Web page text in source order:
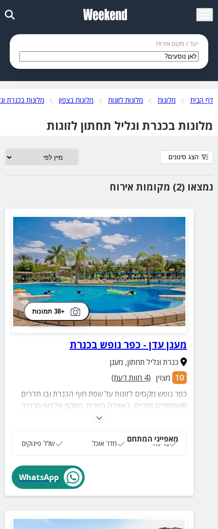
יעד / מקום אירוח
דף הבית מלונות מלונות לזוגות מלונות בצפון מלונות בכנרת
מלונות בכנרת וגליל תחתון לזוגות
נמצאו (2) מקומות אירוח
הצג סינונים
+38 תמונות
מעגן עדן - כפר נופש בכנרת
כנרת וגליל תחתון, מעגן
10 מצוין (
4 חוות דעת)
כפר נופש מקסים לזוגות על שפת חוף הכנרת ובו חדרים
משפחתיים וזוגיים, באווירה כפרית, נשקף אל נוף מרהיב
של הגולן והגליל. בכפר ארוחות כשרות ומקום לארועים.
לצאת לשפע של טיולים, בילויים ומסעדות באיזור.
מאפייני המתחם
בריכה חדר אוכל שלל פינוקים
WhatsApp